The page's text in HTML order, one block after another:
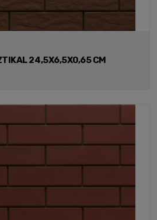
24,5X6,5X0,65 CM